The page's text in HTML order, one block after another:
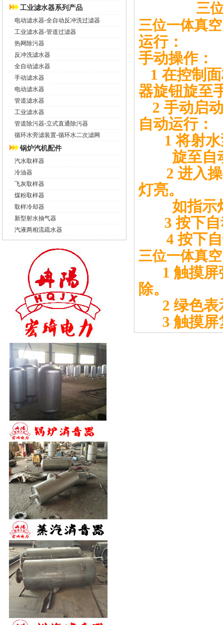
工业滤水器系列产品
电动滤水器-全自动反冲洗过滤器
工业滤水器-管道过滤器
热网除污器
反冲洗滤水器
全自动滤水器
手动滤水器
电动滤水器
管道滤水器
工业滤水器
管道除污器-立式直通除污器
循环水旁滤装置-循环水二次滤网
锅炉汽机配件
汽水取样器
冷油器
飞灰取样器
煤粉取样器
取样冷却器
新型射水抽气器
汽液两相流疏水器
三
三位一体真
运行：
手动操作：
1 在控制
器旋钮旋至
2 手动启
自动运行：
1将射
旋至自
2 进入
灯亮。
如指示
3按下
4按下
三位一体真
1 触摸屏
除。
2 绿色表
3 触摸屏